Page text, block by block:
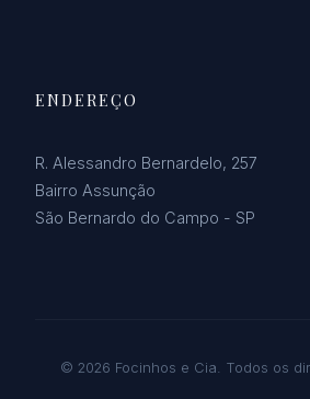
ENDEREÇO
R. Alessandro Bernardelo, 257
Bairro Assunção
São Bernardo do Campo - SP
© 2026 Focinhos e Cia. Todos os